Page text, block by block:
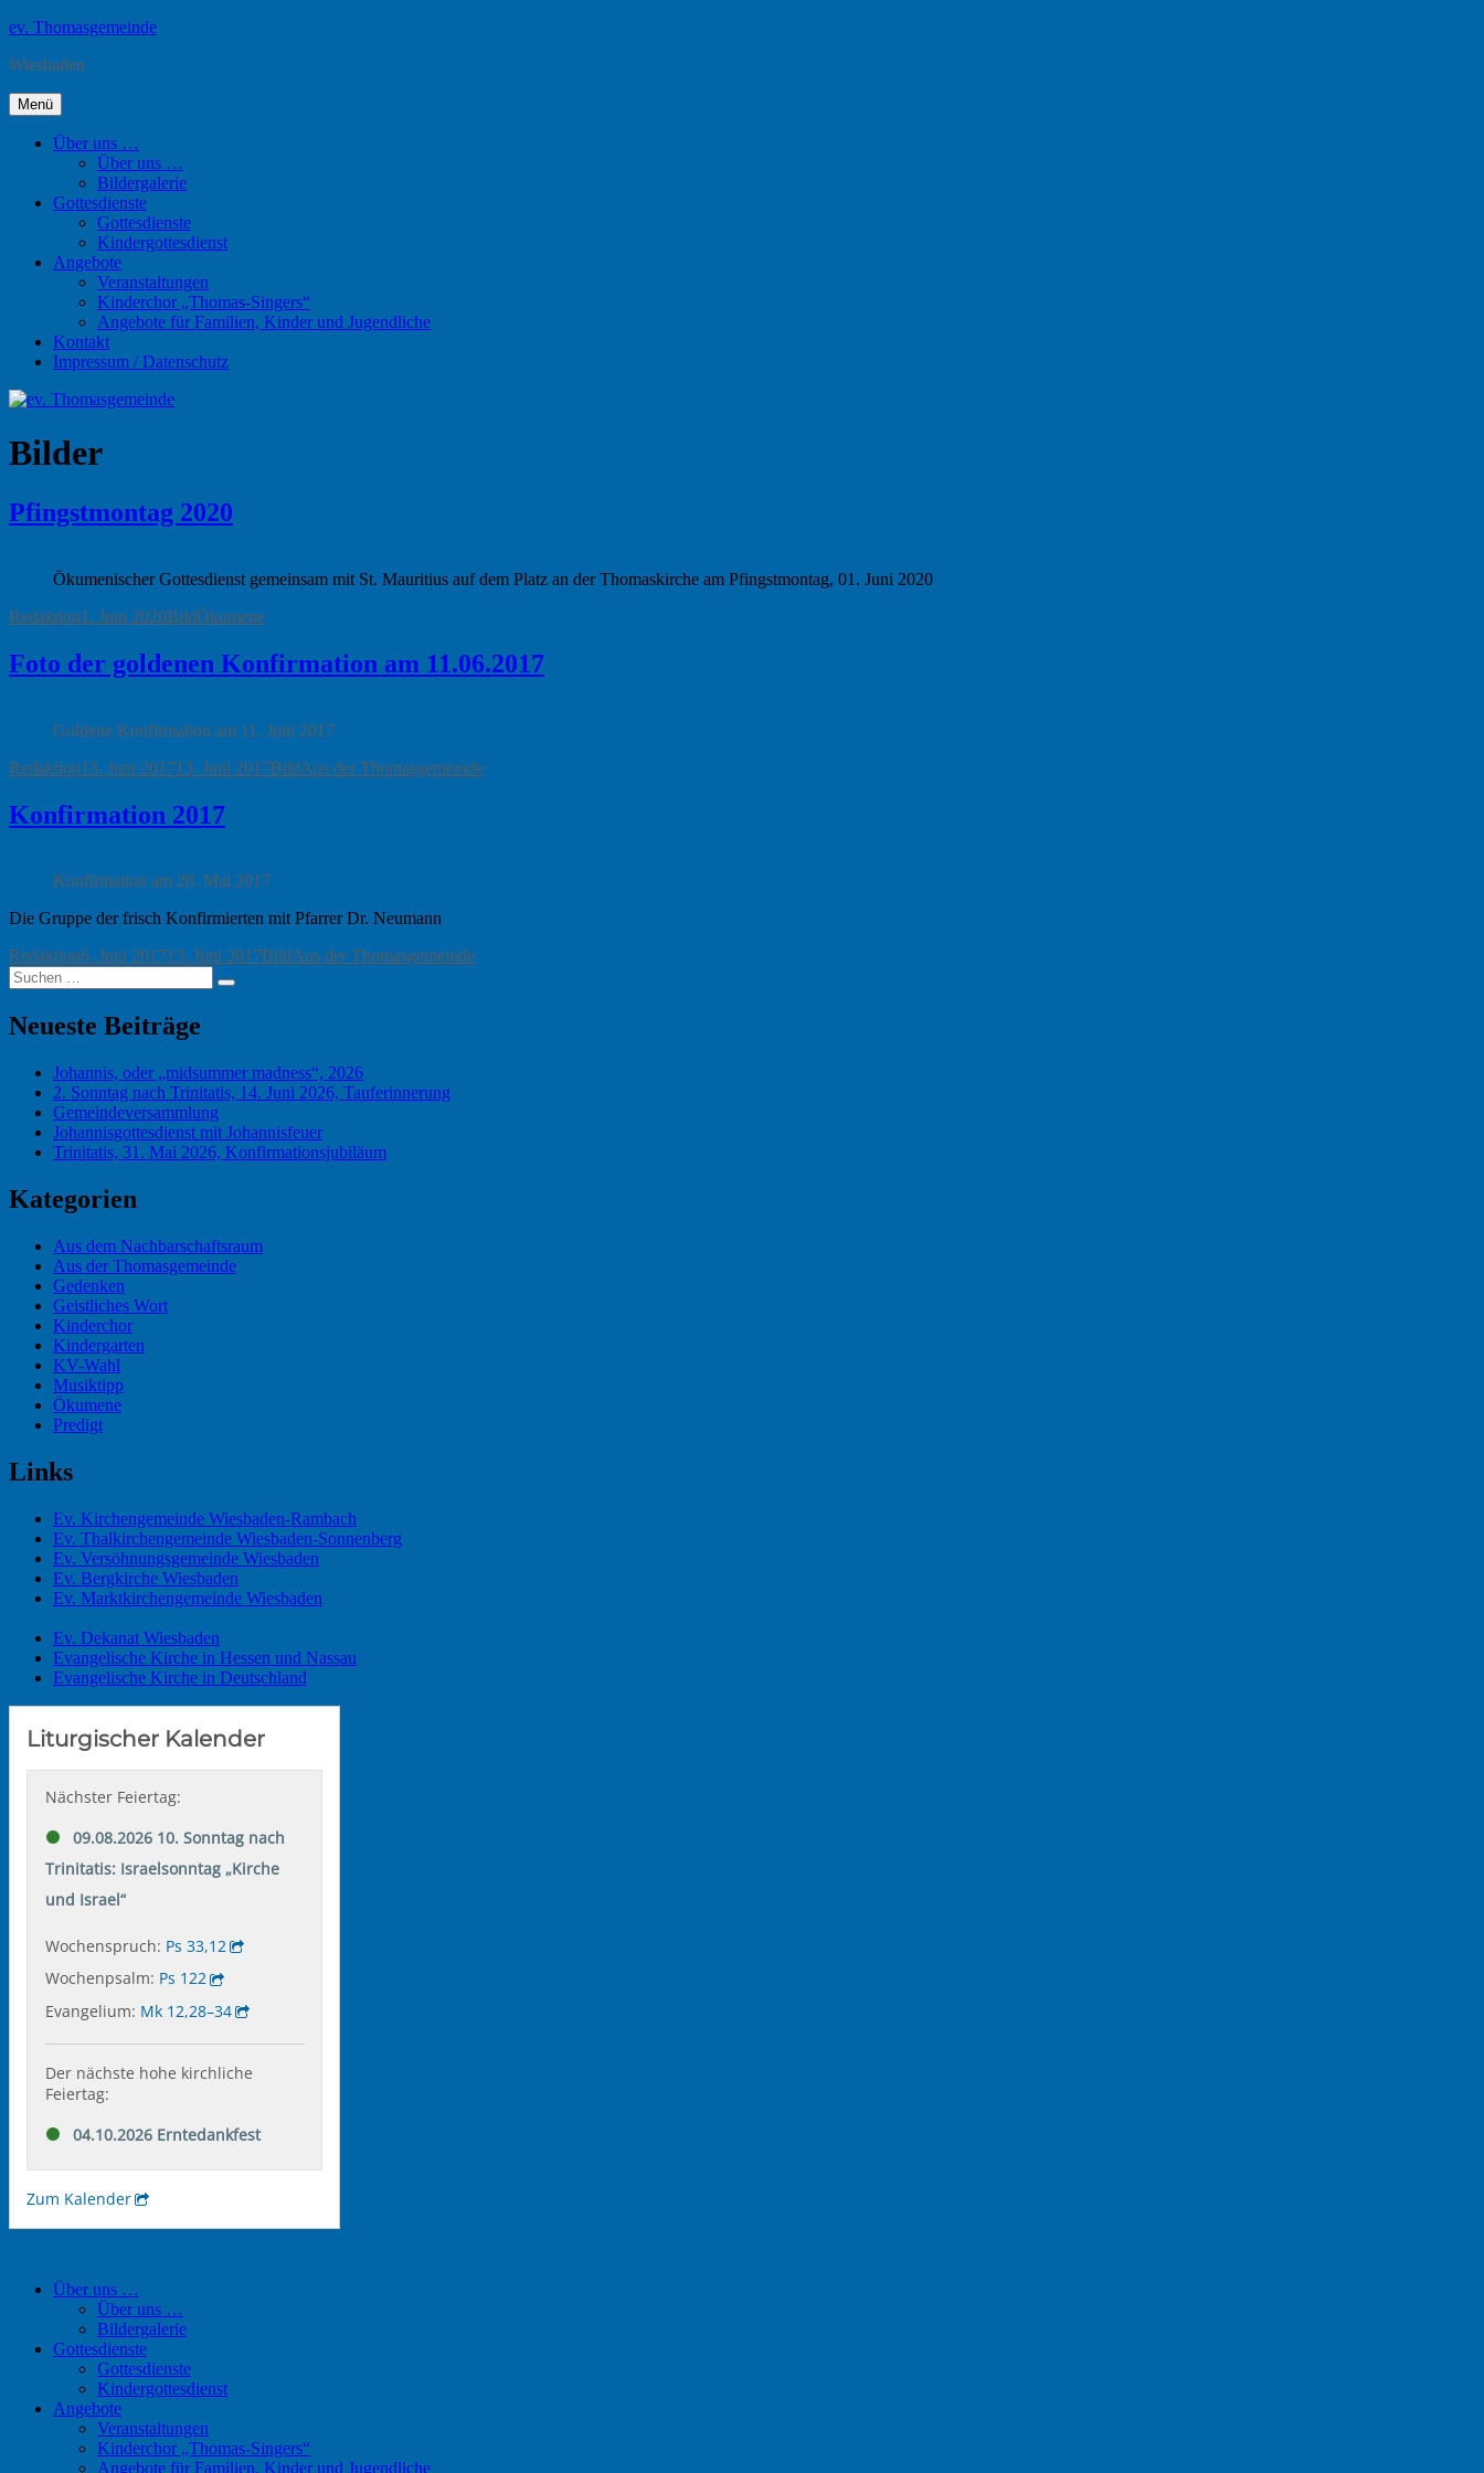
Zum
springen
ev. Thomasgemeinde
Wiesbaden
Menü
Über uns …
Über uns …
Bildergalerie
Gottesdienste
Gottesdienste
Kindergottesdienst
Angebote
Veranstaltungen
Kinderchor „Thomas-Singers“
Angebote für Familien, Kinder und Jugendliche
Kontakt
Impressum / Datenschutz
Bilder
Pfingstmontag 2020
Ökumenischer Gottesdienst gemeinsam mit St. Mauritius auf dem Platz an der Thomaskirche am Pfingstmontag, 01. Juni 2020
Autor
RedaktionVeröffentlicht
1. Juni 2020Format
BildKategorien
Ökumene
Foto der goldenen Konfirmation am 11.06.2017
Goldene Konfirmation am 11. Juni 2017
Autor
RedaktionVeröffentlicht
13. Juni 201713. Juni 2017Format
BildKategorien
Aus der Thomasgemeinde
Konfirmation 2017
Konfirmation am 28. Mai 2017
Die Gruppe der frisch Konfirmierten mit Pfarrer Dr. Neumann
Autor
RedaktionVeröffentlicht
6. Juni 201713. Juni 2017Format
BildKategorien
Aus der Thomasgemeinde
Suchen
nach:
Suchen
Neueste Beiträge
Johannis, oder „midsummer madness“, 2026
2. Sonntag nach Trinitatis, 14. Juni 2026, Tauferinnerung
Gemeindeversammlung
Johannisgottesdienst mit Johannisfeuer
Trinitatis, 31. Mai 2026, Konfirmationsjubiläum
Kategorien
Aus dem Nachbarschaftsraum
Aus der Thomasgemeinde
Gedenken
Geistliches Wort
Kinderchor
Kindergarten
KV-Wahl
Musiktipp
Ökumene
Predigt
Links
Ev. Kirchengemeinde Wiesbaden-Rambach
Ev. Thalkirchengemeinde Wiesbaden-Sonnenberg
Ev. Versöhnungsgemeinde Wiesbaden
Ev. Bergkirche Wiesbaden
Ev. Marktkirchengemeinde Wiesbaden
Ev. Dekanat Wiesbaden
Evangelische Kirche in Hessen und Nassau
Evangelische Kirche in Deutschland
Über uns …
Über uns …
Bildergalerie
Gottesdienste
Gottesdienste
Kindergottesdienst
Angebote
Veranstaltungen
Kinderchor „Thomas-Singers“
Angebote für Familien, Kinder und Jugendliche